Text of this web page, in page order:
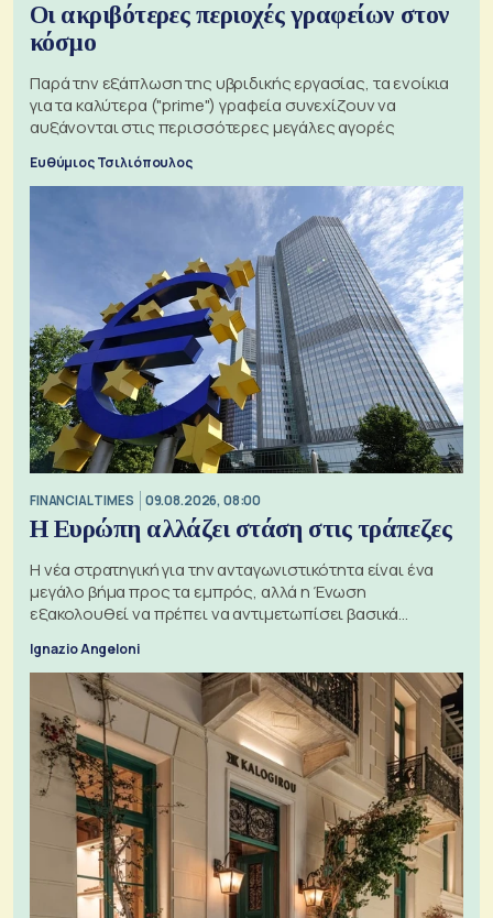
Οι ακριβότερες περιοχές γραφείων στον
κόσμο
Παρά την εξάπλωση της υβριδικής εργασίας, τα ενοίκια
για τα καλύτερα ("prime") γραφεία συνεχίζουν να
αυξάνονται στις περισσότερες μεγάλες αγορές
Ευθύμιος Τσιλιόπουλος
FINANCIAL TIMES 09.08.2026, 08:00
Η Ευρώπη αλλάζει στάση στις τράπεζες
Η νέα στρατηγική για την ανταγωνιστικότητα είναι ένα
μεγάλο βήμα προς τα εμπρός, αλλά η Ένωση
εξακολουθεί να πρέπει να αντιμετωπίσει βασικά
Ignazio Angeloni